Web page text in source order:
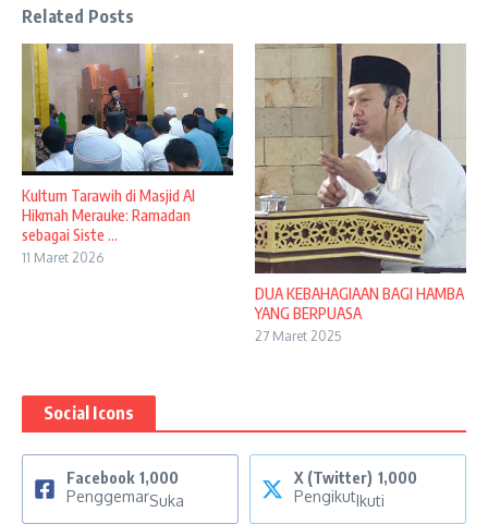
Related Posts
Kultum Tarawih di Masjid Al
Hikmah Merauke: Ramadan
sebagai Siste ...
11 Maret 2026
DUA KEBAHAGIAAN BAGI HAMBA
YANG BERPUASA
27 Maret 2025
Social Icons
Facebook 1,000
PenggemarSuka
X (Twitter) 1,000
PengikutIkuti